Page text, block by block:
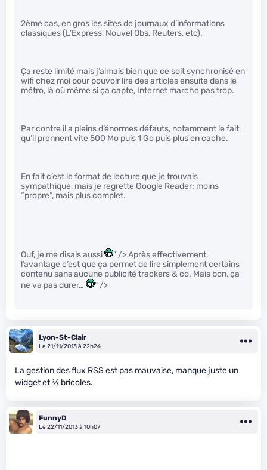
2ème cas, en gros les sites de journaux d’informations
classiques (L’Express, Nouvel Obs, Reuters, etc).
Ça reste limité mais j’aimais bien que ce soit synchronisé en
wifi chez moi pour pouvoir lire des articles ensuite dans le
métro, là où même si ça capte, Internet marche pas trop.
Par contre il a pleins d’énormes défauts, notamment le fait
qu’il prennent vite 500 Mo puis 1 Go puis plus en cache.
En fait c’est le format de lecture que je trouvais
sympathique, mais je regrette Google Reader: moins
“propre”, mais plus complet.
Ouf, je me disais aussi
" /> Après effectivement,
l’avantage c’est que ça permet de lire simplement certains
contenu sans aucune publicité trackers & co. Mais bon, ça
ne va pas durer…
" />
Lyon-St-Clair
Le 21/11/2013 à 22h24
La gestion des flux RSS est pas mauvaise, manque juste un
widget et2⁄3 bricoles.
FunnyD
Le 22/11/2013 à 10h07